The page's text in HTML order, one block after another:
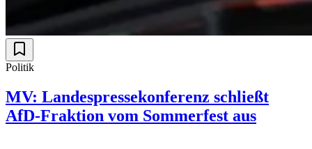
Politik
MV: Landespressekonferenz schließt
AfD-Fraktion vom Sommerfest aus